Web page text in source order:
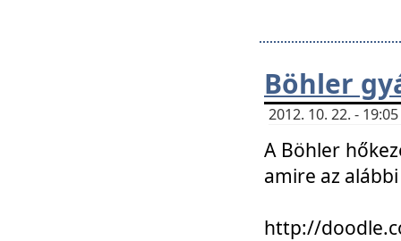
Böhler
2012. 10. 22. -
A Böhler
amire az
http://